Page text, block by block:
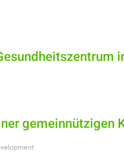
gemeinnützigen